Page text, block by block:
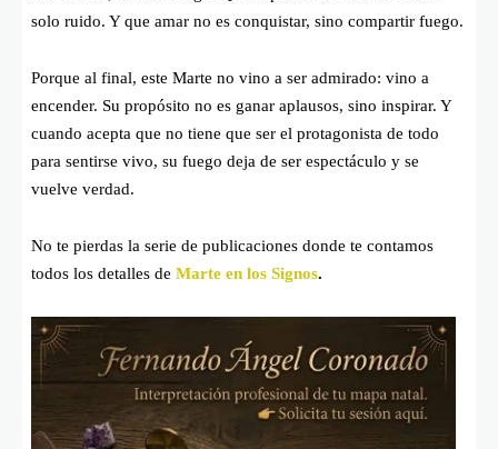
solo ruido. Y que amar no es conquistar, sino compartir fuego.
Porque al final, este Marte no vino a ser admirado: vino a
encender. Su propósito no es ganar aplausos, sino inspirar. Y
cuando acepta que no tiene que ser el protagonista de todo
para sentirse vivo, su fuego deja de ser espectáculo y se
vuelve verdad.
No te pierdas la serie de publicaciones donde te contamos
todos los detalles de Marte en los Signos.